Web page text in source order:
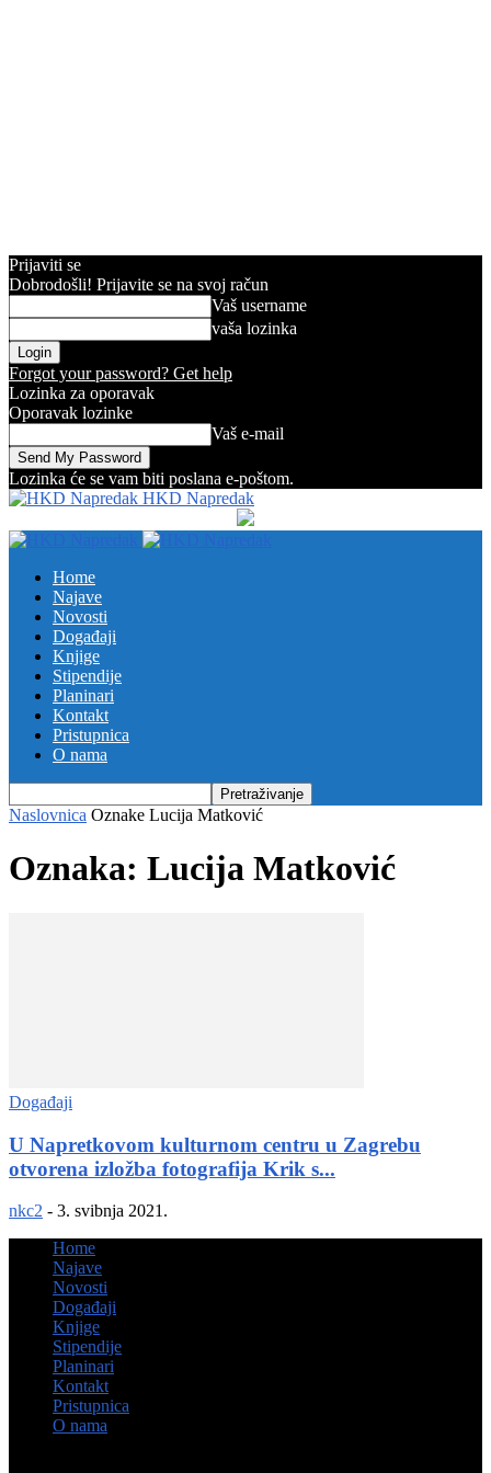
Prijaviti se
Dobrodošli! Prijavite se na svoj račun
Vaš username
vaša lozinka
Forgot your password? Get help
Lozinka za oporavak
Oporavak lozinke
Vaš e-mail
Lozinka će se vam biti poslana e-poštom.
HKD Napredak
Home
Najave
Novosti
Događaji
Knjige
Stipendije
Planinari
Kontakt
Pristupnica
O nama
Naslovnica Oznake Lucija Matković
Oznaka: Lucija Matković
Događaji
U Napretkovom kulturnom centru u Zagrebu
otvorena izložba fotografija Krik s...
nkc2 - 3. svibnja 2021.
Home
Najave
Novosti
Događaji
Knjige
Stipendije
Planinari
Kontakt
Pristupnica
O nama